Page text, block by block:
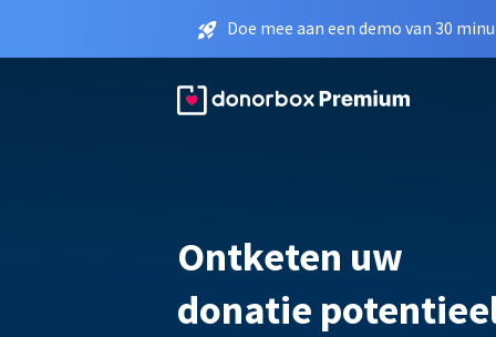
Doe mee aan een demo van 30
Ontketen uw
donatie